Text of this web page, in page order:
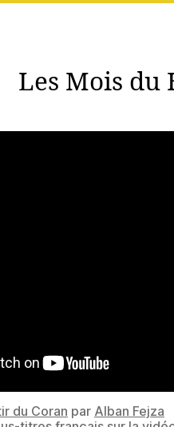
Les Mois du
du Coran par Alban Fejza